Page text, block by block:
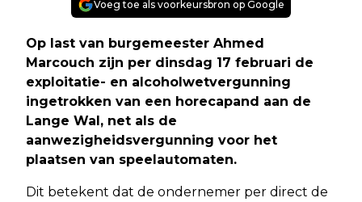
Voeg toe als voorkeursbron op Google
Op last van burgemeester Ahmed
Marcouch zijn per dinsdag 17 februari de
exploitatie- en alcoholwetvergunning
ingetrokken van een horecapand aan de
Lange Wal, net als de
aanwezigheidsvergunning voor het
plaatsen van speelautomaten.
Dit betekent dat de ondernemer per direct de